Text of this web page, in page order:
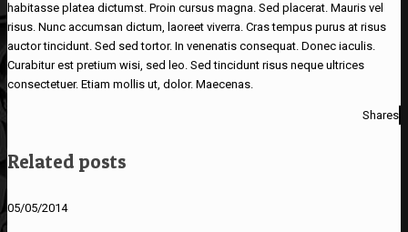
habitasse platea dictumst. Proin cursus magna. Sed placerat. Mauris vel
risus. Nunc accumsan dictum, laoreet viverra. Cras tempus purus at risus
auctor tincidunt. Sed sed tortor. In venenatis consequat. Donec iaculis.
Curabitur est pretium wisi, sed leo. Sed tincidunt risus neque ultrices
consectetuer. Etiam mollis ut, dolor. Maecenas.
Shares
Related posts
05/05/2014